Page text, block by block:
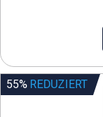
55% REDUZIERT